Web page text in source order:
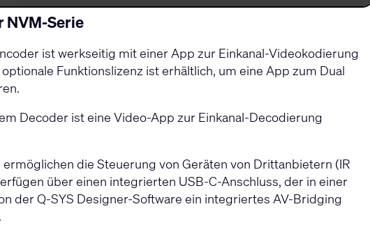
NVM-Serie
ist werkseitig mit einer App zur Einkanal-Videokodierung
Funktionslizenz ist erhältlich, um eine App zum Dual
Decoder ist eine Video-App zur Einkanal-Decodierung
die Steuerung von Geräten von Drittanbietern (IR
über einen integrierten USB-C-Anschluss, der in einer
der Q-SYS Designer-Software ein integriertes AV-Bridging